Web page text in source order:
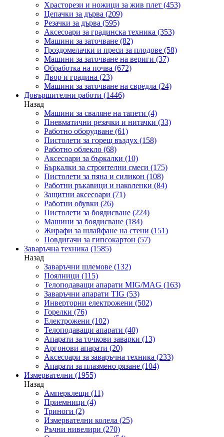
Храсторези и ножици за жив плет (453)
Цепачки за дърва (209)
Резачки за дърва (595)
Аксесоари за градинска техника (353)
Машини за заточване (82)
Гроздомелачки и преси за плодове (58)
Машини за заточване на вериги (37)
Обработка на почва (672)
Двор и градина (23)
Машини за заточване на свредла (24)
Довършителни работи (1446)
Назад
Машини за сваляне на тапети (4)
Пневматични резачки и нитачки (33)
Работно оборудване (61)
Пистолети за горещ въздух (158)
Работно облекло (68)
Аксесоари за бъркалки (10)
Бъркалки за строителни смеси (175)
Пистолети за пяна и силикон (108)
Работни ръкавици и наколенки (84)
Защитни аксесоари (71)
Работни обувки (26)
Пистолети за боядисване (224)
Машини за боядисване (184)
Жирафи за шлайфане на стени (151)
Повдигачи за гипсокартон (57)
Заваръчна техника (1585)
Назад
Заваръчни шлемове (132)
Поялници (115)
Телоподаващи апарати MIG/MAG (163)
Заваръчни апарати TIG (53)
Инверторни електрожени (502)
Горелки (76)
Електрожени (102)
Телоподаващи апарати (40)
Апарати за точкови заварки (13)
Аргонови апарати (20)
Аксесоари за заваръчна техника (233)
Апарати за плазмено рязане (104)
Измервателни (1955)
Назад
Амперклещи (11)
Приемници (4)
Триноги (2)
Измервателни колела (25)
Ръчни нивелири (270)